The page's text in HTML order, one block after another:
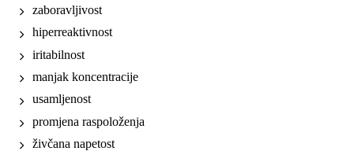
zaboravljivost
hiperreaktivnost
iritabilnost
manjak koncentracije
usamljenost
promjena raspoloženja
živčana napetost